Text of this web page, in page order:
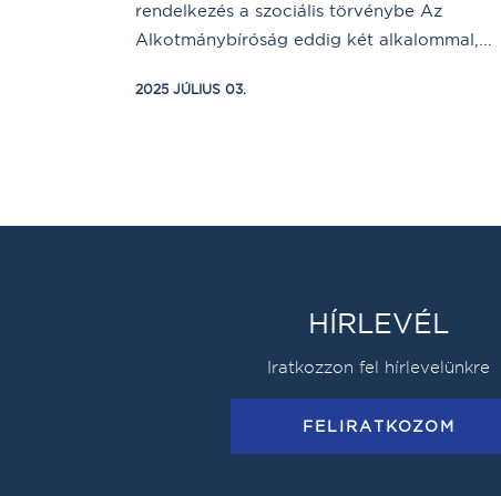
rendelkezés a szociális törvénybe Az
Alkotmánybíróság eddig két alkalommal,...
2025 JÚLIUS 03.
HÍRLEVÉL
Iratkozzon fel hírlevelünkre
FELIRATKOZOM